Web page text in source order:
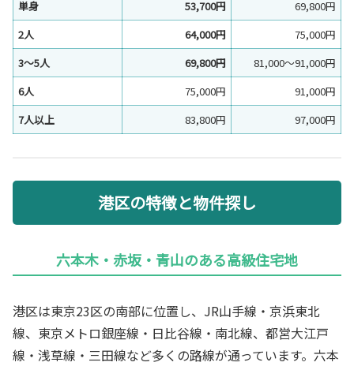
単身
53,700円
69,800円
2人
64,000円
75,000円
3〜5人
69,800円
81,000〜91,000円
6人
75,000円
91,000円
7人以上
83,800円 97,000円
港区の特徴と物件探し
六本木・赤坂・青山のある高級住宅地
港区は東京23区の南部に位置し、JR山手線・京浜東北
線、東京メトロ銀座線・日比谷線・南北線、都営大江戸
線・浅草線・三田線など多くの路線が通っています。六本